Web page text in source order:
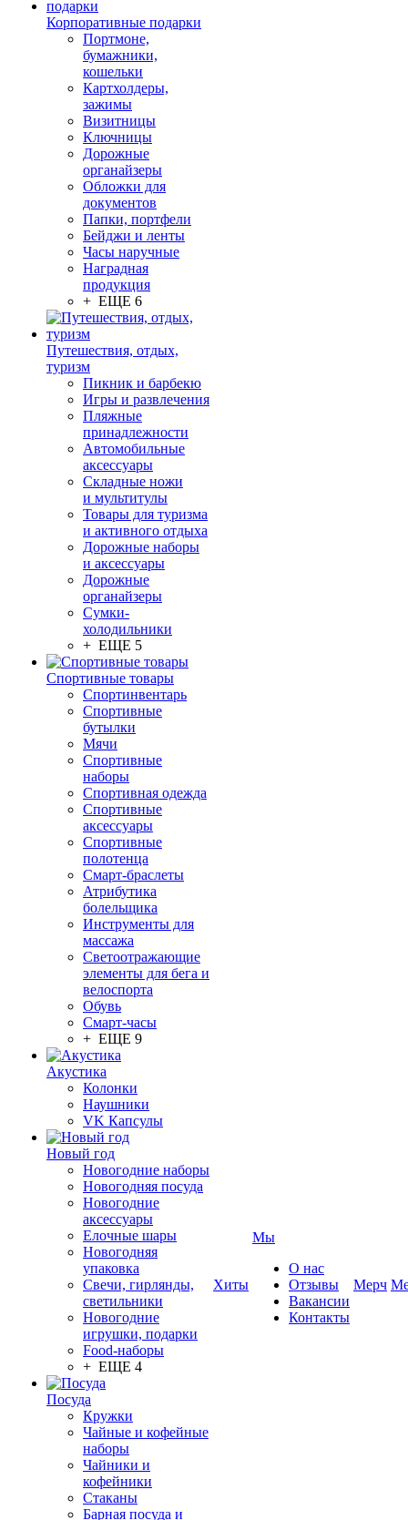
Корпоративные подарки
Портмоне,
бумажники,
кошельки
Картхолдеры,
зажимы
Визитницы
Ключницы
Дорожные
органайзеры
Обложки для
документов
Папки, портфели
Бейджи и ленты
Часы наручные
Наградная
продукция
+ ЕЩЕ 6
Путешествия, отдых,
туризм
Пикник и барбекю
Игры и развлечения
Пляжные
принадлежности
Автомобильные
аксессуары
Складные ножи
и мультитулы
Товары для туризма
и активного отдыха
Дорожные наборы
и аксессуары
Дорожные
органайзеры
Сумки-
холодильники
+ ЕЩЕ 5
Спортивные товары
Спортинвентарь
Спортивные
бутылки
Мячи
Спортивные
наборы
Спортивная одежда
Спортивные
аксессуары
Спортивные
полотенца
Смарт-браслеты
Атрибутика
болельщика
Инструменты для
массажа
Светоотражающие
элементы для бега и
велоспорта
Обувь
Смарт-часы
+ ЕЩЕ 9
Акустика
Колонки
Наушники
VK Капсулы
Новый год
Новогодние наборы
Новогодняя посуда
Новогодние
аксессуары
Елочные шары
Новогодняя
упаковка
Свечи, гирлянды,
светильники
Новогодние
игрушки, подарки
Food-наборы
+ ЕЩЕ 4
Посуда
Кружки
Чайные и кофейные
наборы
Чайники и
кофейники
Стаканы
Барная посуда и
Хиты
Мы
О нас
Отзывы
Вакансии
Контакты
Мерч